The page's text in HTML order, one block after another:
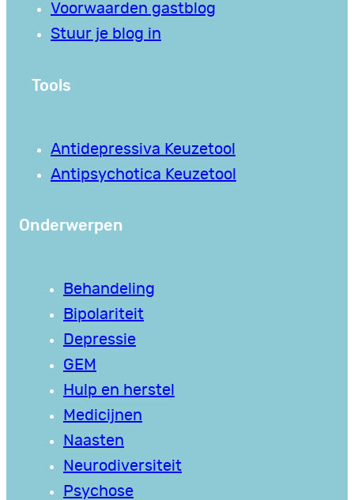
Voorwaarden gastblog
Stuur je blog in
Tools
Antidepressiva Keuzetool
Antipsychotica Keuzetool
Onderwerpen
Behandeling
Bipolariteit
Depressie
GEM
Hulp en herstel
Medicijnen
Naasten
Neurodiversiteit
Psychose